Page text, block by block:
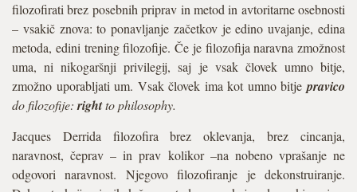
filozofirati brez posebnih priprav in metod in avtoritarne osebnosti
– vsakič znova: to ponavljanje začetkov je edino uvajanje, edina
metoda, edini trening filozofije. Če je filozofija naravna zmožnost
uma, ni nikogaršnji privilegij, saj je vsak človek umno bitje,
zmožno uporabljati um. Vsak človek ima kot umno bitje pravico
do filozofije: rightto philosophy.
Jacques Derrida filozofira brez oklevanja, brez cincanja,
naravnost, čeprav – in prav kolikor –na nobeno vprašanje ne
odgovori naravnost. Njegovo filozofiranje je dekonstruiranje.